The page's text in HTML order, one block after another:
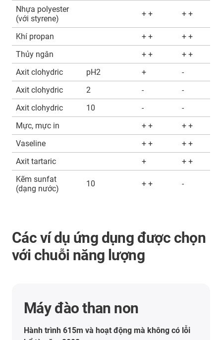
Nhựa polyester
(với styrene)
+ + + +
Khí propan + +
+ +
Thủy ngân
+ +
+ +
Axit clohydric
pH2 +
-
Axit clohydric
2 -
-
Axit clohydric
10 -
-
Mực, mực in
+ +
+ +
Vaseline
+ +
+ +
Axit tartaric
+
+ +
Kẽm sunfat
(dạng nước)
10 + + -
Các ví dụ ứng dụng được chọn
với chuỗi năng lượng
Máy đào than non
Hành trình 615m và hoạt động mà không có lỗi